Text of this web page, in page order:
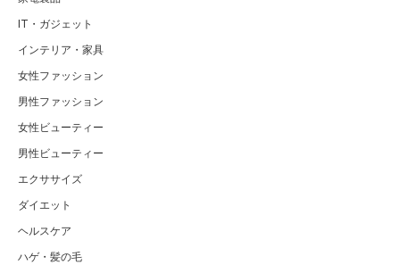
IT・ガジェット
インテリア・家具
女性ファッション
男性ファッション
女性ビューティー
男性ビューティー
エクササイズ
ダイエット
ヘルスケア
ハゲ・髪の毛